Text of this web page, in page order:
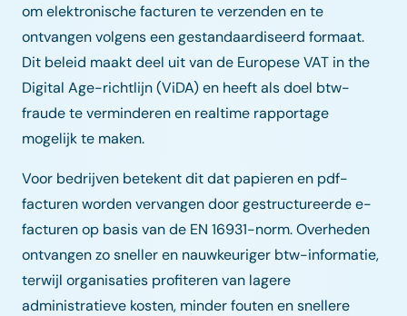
om elektronische facturen te verzenden en te
ontvangen volgens een gestandaardiseerd formaat.
Dit beleid maakt deel uit van de Europese VAT in the
Digital Age-richtlijn (ViDA) en heeft als doel btw-
fraude te verminderen en realtime rapportage
mogelijk te maken.
Voor bedrijven betekent dit dat papieren en pdf-
facturen worden vervangen door gestructureerde e-
facturen op basis van de EN 16931-norm. Overheden
ontvangen zo sneller en nauwkeuriger btw-informatie,
terwijl organisaties profiteren van lagere
administratieve kosten, minder fouten en snellere